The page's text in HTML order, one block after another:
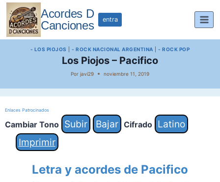
Saltar
contenido
Acordes D
Canciones
entra
- LOS PIOJOS |- ROCK NACIONAL ARGENTINA |- ROCK POP
Los Piojos – Pacifico
Por javi29 noviembre 11, 2019
Enlaces Patrocinados
Cambiar Tono Subir Bajar Cifrado
Latino
Imprimir
Letra y acordes de Pacifico